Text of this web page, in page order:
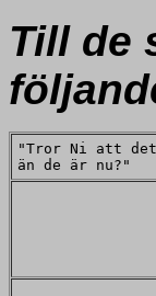
Till de
"Tror Ni att
än de är nu?"